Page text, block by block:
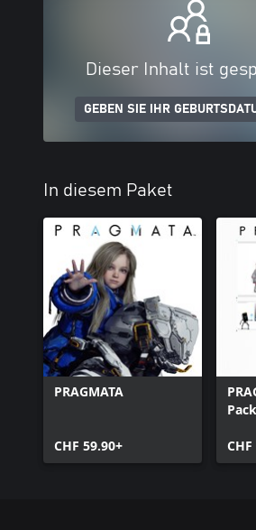
Dieser Inhalt ist
GEBEN SIE IHR
In diesem Paket
PRAGMATA
CHF 59.90+